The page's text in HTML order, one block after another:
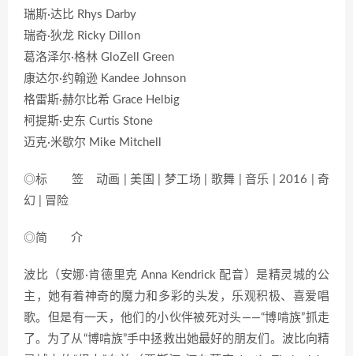
瑞斯·达比 Rhys Darby
瑞奇·狄龙 Ricky Dillon
葛洛泽尔·格林 GloZell Green
康达尔·约翰逊 Kandee Johnson
格雷斯·赫尔比希 Grace Helbig
柯提斯·史东 Curtis Stone
迈克·米歇尔 Mike Mitchell
◎标 签 动画 | 美国 | 梦工场 | 歌舞 | 音乐 | 2016 | 奇
幻 | 冒险
◎简 介
波比（安娜·肯德里克 Anna Kendrick 配音）是精灵城的公
主，她有着神奇的魔力和多彩的头发，乐观积极、喜爱唱
歌。但是有一天，他们的小伙伴被死对头——“博啃族”抓走
了。为了从“博啃族”手中拯救出她最好的朋友们。波比向精